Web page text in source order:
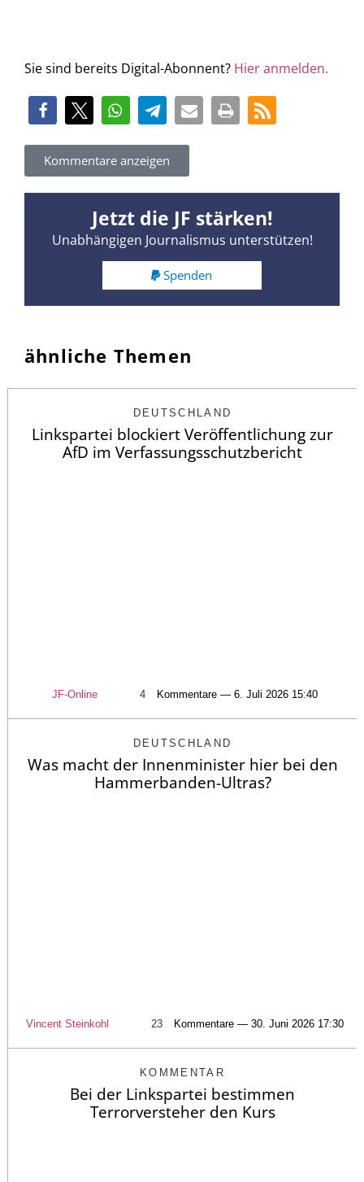
Sie sind bereits Digital-Abonnent? Hier anmelden.
Kommentare anzeigen
Jetzt die JF stärken!
Unabhängigen Journalismus unterstützen!
Spenden
ähnliche Themen
DEUTSCHLAND
Linkspartei blockiert Veröffentlichung zur
AfD im Verfassungsschutzbericht
JF-Online 4 Kommentare — 6. Juli 2026 15:40
DEUTSCHLAND
Was macht der Innenminister hier bei den
Hammerbanden-Ultras?
Vincent Steinkohl 23 Kommentare — 30. Juni 2026 17:30
KOMMENTAR
Bei der Linkspartei bestimmen
Terrorversteher den Kurs